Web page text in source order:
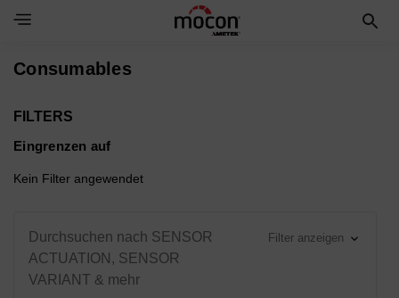
Toggle Navigation Menu
Consumables
FILTERS
Eingrenzen auf
Kein Filter angewendet
Durchsuchen nach SENSOR
ACTUATION, SENSOR
VARIANT & mehr
Filter anzeigen